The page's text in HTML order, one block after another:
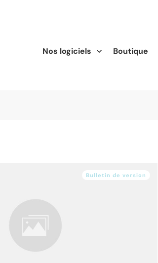
Nos logiciels Boutique
Bulletin de version